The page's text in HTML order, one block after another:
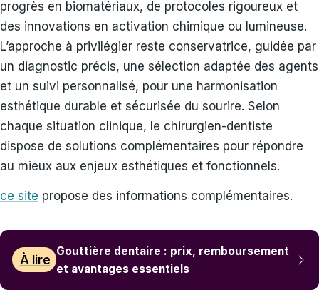
progrès en biomatériaux, de protocoles rigoureux et
des innovations en activation chimique ou lumineuse.
L’approche à privilégier reste conservatrice, guidée par
un diagnostic précis, une sélection adaptée des agents
et un suivi personnalisé, pour une harmonisation
esthétique durable et sécurisée du sourire. Selon
chaque situation clinique, le chirurgien-dentiste
dispose de solutions complémentaires pour répondre
au mieux aux enjeux esthétiques et fonctionnels.
ce site propose des informations complémentaires.
À lire
Gouttière dentaire : prix, remboursement
et avantages essentiels